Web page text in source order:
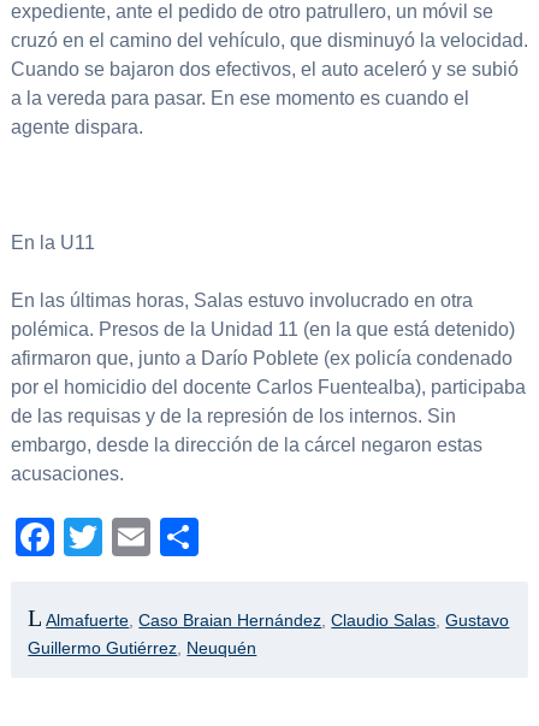
expediente, ante el pedido de otro patrullero, un móvil se
cruzó en el camino del vehículo, que disminuyó la velocidad.
Cuando se bajaron dos efectivos, el auto aceleró y se subió
a la vereda para pasar. En ese momento es cuando el
agente dispara.
En la U11
En las últimas horas, Salas estuvo involucrado en otra
polémica. Presos de la Unidad 11 (en la que está detenido)
afirmaron que, junto a Darío Poblete (ex policía condenado
por el homicidio del docente Carlos Fuentealba), participaba
de las requisas y de la represión de los internos. Sin
embargo, desde la dirección de la cárcel negaron estas
acusaciones.
Facebook
TwitterEmail
Almafuerte ,Caso Braian Hernández ,Claudio Salas ,Gustavo
Guillermo Gutiérrez Neuquén